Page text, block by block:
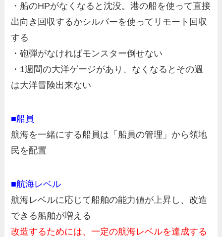
・船のHPがなくなると沈没。港の船を使って直接
出向き回収するかシルバーを使ってリモート回収
する
・砲弾がなければモンスター倒せない
・1週間の大洋ゲージがあり、なくなるとその週
は大洋冒険出来ない
■船員
航海を一緒にする船員は「船員の管理」から領地
民を配置
■航海レベル
航海レベルに応じて船舶の能力値が上昇し、改造
できる船舶が増える
改造するためには、一定の航海レベルを達成する